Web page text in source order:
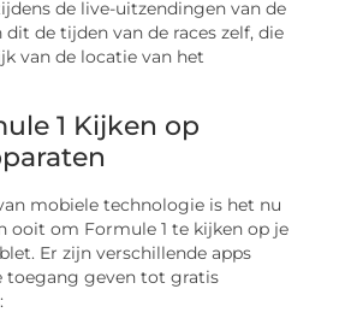
de live-uitzendingen van de
dit de tijden van de races zelf, die
van de locatie van het
1 Kijken op
mobiele technologie is het nu
ooit om Formule 1 te kijken op je
Er zijn verschillende apps
toegang geven tot gratis